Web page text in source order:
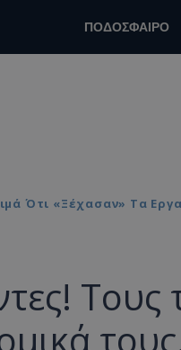
ΠΟΔΟΣΦΑΙΡΟ
Ότι «ξέχασαν» Τα
Τους